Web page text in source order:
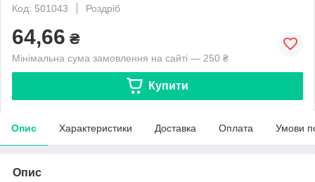
Код: 501043
Роздріб
64,66 ₴
Мінімальна сума замовлення на сайті — 250 ₴
Купити
Опис Характеристики Доставка Оплата Умови
Опис